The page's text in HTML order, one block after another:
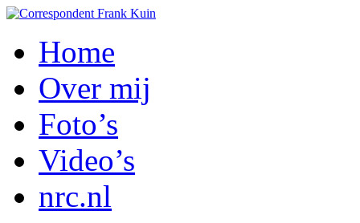
Home
Over mij
Foto’s
Video’s
nrc.nl